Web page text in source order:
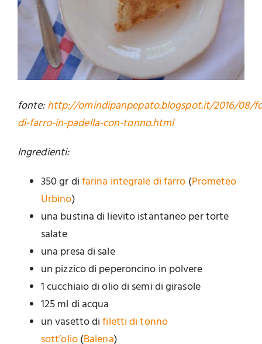
fonte:http://omindipanpepato.blogspot.it/2016/08/
di-farro-in-padella-con-tonno.html
Ingredienti:
350 gr difarina integrale di farro (Prometeo
Urbino)
una bustina di lievito istantaneo per torte
salate
una presa di sale
un pizzico di peperoncino in polvere
1 cucchiaio di olio di semi di girasole
125 ml di acqua
un vasetto difiletti di tonno
sott’olio(Balena)